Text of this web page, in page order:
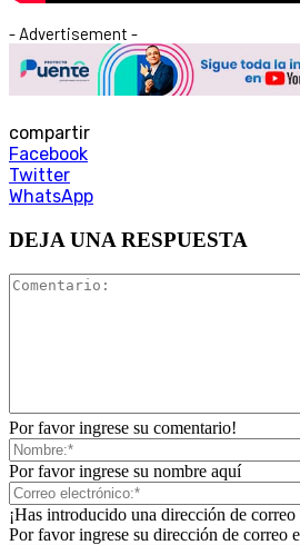
- Advertisement -
compartir
Facebook
Twitter
WhatsApp
DEJA UNA RESPUESTA
Por favor ingrese su comentario!
Por favor ingrese su nombre aquí
¡Has introducido una dirección de
Por favor ingrese su dirección de correo